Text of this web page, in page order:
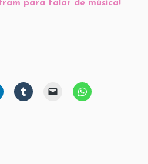
para falar de música!